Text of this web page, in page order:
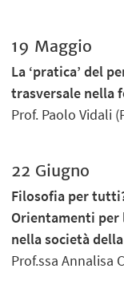
19 Maggio
La ‘pratica’ del
trasversale nella
Prof. Paolo Vidali
22 Giugno
Filosofia per
Orientamenti
nella società
Prof.ssa Annalisa